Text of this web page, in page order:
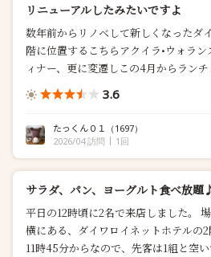
リニューアルしたみたいですよ
数年前からリノベして新しくなったダ
階に位置するこちらアクイラ•ウォラ
ィナー、更に変遷しこの4月からラン
ま...
3.6
たっくん０１ （1697）
2026/04 訪問
1回
サラダ、パン、ヨーグルト食べ放題
平日の12時頃に2名で来店しました。 場所は、横浜スタジアムの
横にある、ダイワロイネットホテルの2階にな
11時45分からなので、先客は1組と空